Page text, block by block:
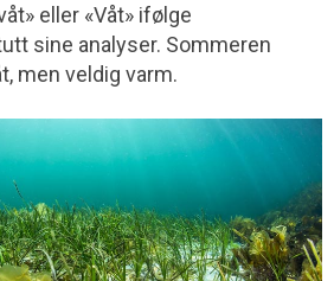
eller «Våt» ifølge
sine analyser. Sommeren
men veldig varm.